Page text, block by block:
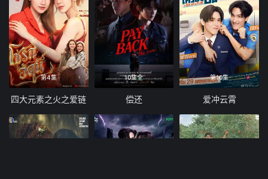
第4集
四大元素之火之爱链
10集全
偿还
第10集
爱冲云霄